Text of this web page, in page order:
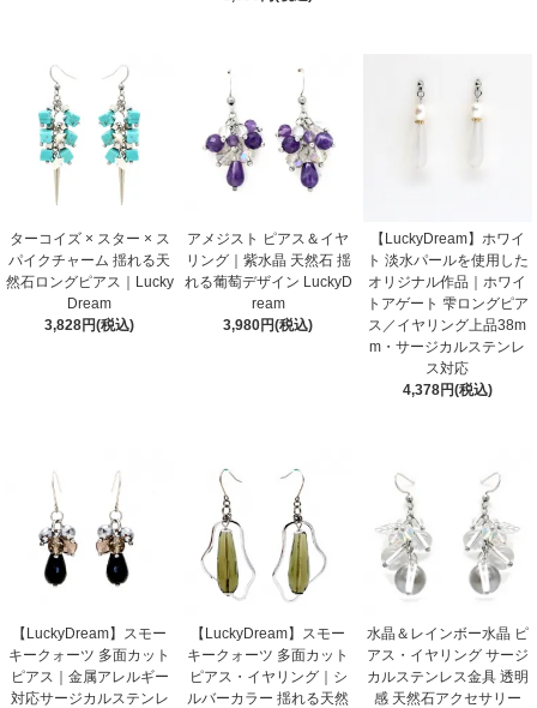
ターコイズ × スター × ス
パイクチャーム 揺れる天
然石ロングピアス｜Lucky
Dream
3,828円(税込)
アメジスト ピアス＆イヤ
リング｜紫水晶 天然石 揺
れる葡萄デザイン LuckyD
ream
3,980円(税込)
【LuckyDream】ホワイ
ト 淡水パールを使用した
オリジナル作品｜ホワイ
トアゲート 雫ロングピア
ス／イヤリング上品38m
m・サージカルステンレ
ス対応
4,378円(税込)
【LuckyDream】スモー
キークォーツ 多面カット
ピアス｜金属アレルギー
対応サージカルステンレ
【LuckyDream】スモー
キークォーツ 多面カット
ピアス・イヤリング｜シ
ルバーカラー 揺れる天然
水晶＆レインボー水晶 ピ
アス・イヤリング サージ
カルステンレス金具 透明
感 天然石アクセサリー